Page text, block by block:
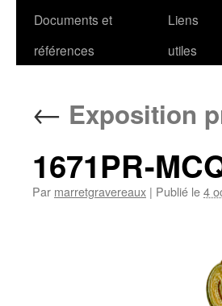
Documents et
références
Liens
utiles
← Exposition
1671PR-
Par marretgravereaux | Publié le4